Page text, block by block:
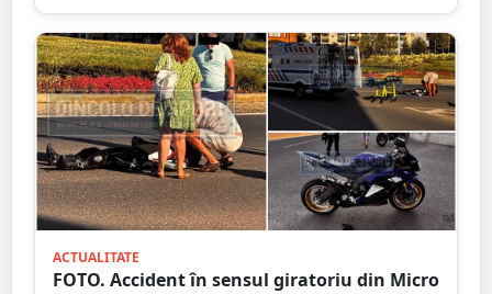
ACTUALITATE
FOTO. Accident în sensul giratoriu din Micro